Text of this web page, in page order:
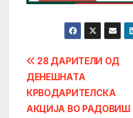
Post
navigation
28 ДАРИТЕЛИ ОД
ДЕНЕШНАТА
КРВОДАРИТЕЛСКА
АКЦИЈА ВО РАДОВИШ